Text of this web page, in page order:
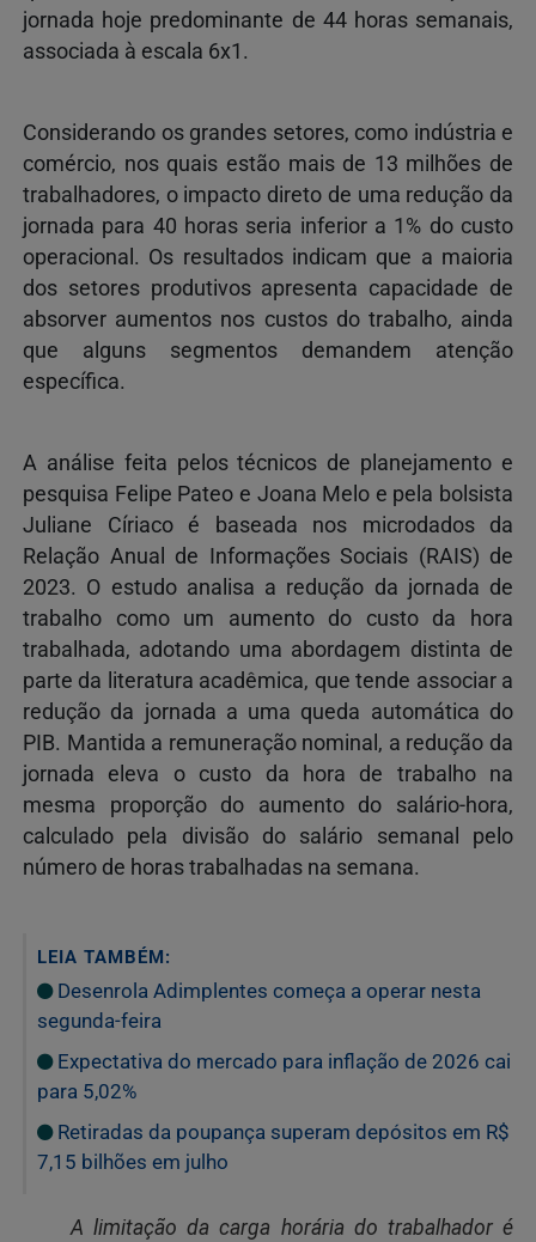
jornada hoje predominante de 44 horas semanais,
associada à escala 6x1.
Considerando os grandes setores, como indústria e
comércio, nos quais estão mais de 13 milhões de
trabalhadores, o impacto direto de uma redução da
jornada para 40 horas seria inferior a 1% do custo
operacional. Os resultados indicam que a maioria
dos setores produtivos apresenta capacidade de
absorver aumentos nos custos do trabalho, ainda
que alguns segmentos demandem atenção
específica.
A análise feita pelos técnicos de planejamento e
pesquisa Felipe Pateo e Joana Melo e pela bolsista
Juliane Círiaco é baseada nos microdados da
Relação Anual de Informações Sociais (RAIS) de
2023. O estudo analisa a redução da jornada de
trabalho como um aumento do custo da hora
trabalhada, adotando uma abordagem distinta de
parte da literatura acadêmica, que tende associar a
redução da jornada a uma queda automática do
PIB. Mantida a remuneração nominal, a redução da
jornada eleva o custo da hora de trabalho na
mesma proporção do aumento do salário-hora,
calculado pela divisão do salário semanal pelo
número de horas trabalhadas na semana.
LEIA TAMBÉM:
Desenrola Adimplentes começa a operar nesta
segunda-feira
Expectativa do mercado para inflação de 2026 cai
para 5,02%
Retiradas da poupança superam depósitos em R$
7,15 bilhões em julho
A limitação da carga horária do trabalhador é